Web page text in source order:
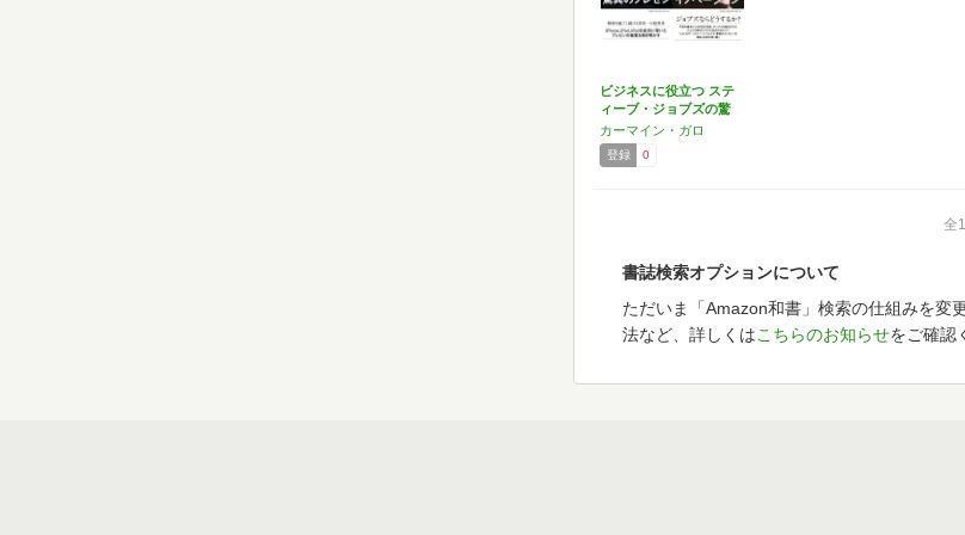
ビジネスに役立つ ステ
ィーブ・ジョブズの驚
異…
カーマイン・ガロ
登録 0
全
書誌検索オプションについて
ただいま「Amazon和書」検索の仕組みを変
法など、詳しくはこちらのお知らせをご確認